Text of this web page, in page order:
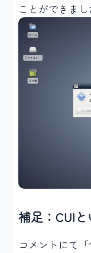
ことができまし
補足：CUI
コメントにて